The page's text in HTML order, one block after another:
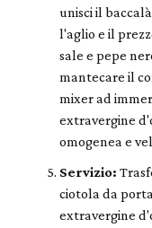
unisci il
l'aglio e il
sale e pepe
mantecare il
mixer ad
extravergine
omogenea e
Servizio:
ciotola da
extravergine